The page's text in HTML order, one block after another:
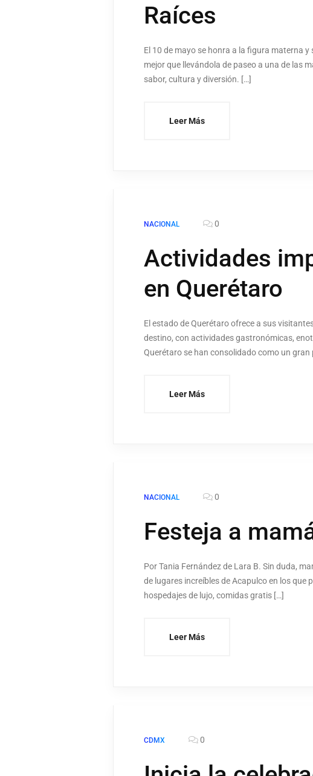
Raíces
El 10 de mayo se honra a la figura materna
mejor que llevándola de paseo a una de las
sabor, cultura y diversión. […]
Leer Más
NACIONAL 0
Actividades
en Querétaro
El estado de Querétaro ofrece a sus
destino, con actividades gastronómicas,
Querétaro se han consolidado como un
Leer Más
NACIONAL 0
Festeja a
Por Tania Fernández de Lara B. Sin duda,
de lugares increíbles de Acapulco en los
hospedajes de lujo, comidas gratis […]
Leer Más
CDMX 0